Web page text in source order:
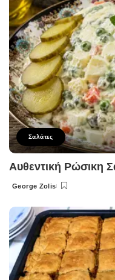
Σαλάτες
Αυθεντική Ρώσικη
Posted
George Zolis